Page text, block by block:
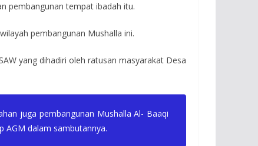
pembangunan tempat ibadah itu.
pembangunan Mushalla ini.
yang dihadiri oleh ratusan masyarakat Desa
juga pembangunan Mushalla Al- Baaqi
AGM dalam sambutannya.